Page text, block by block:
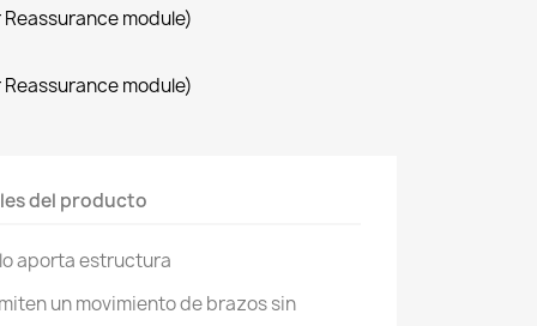
module)
module)
del producto
aporta estructura
un movimiento de brazos sin